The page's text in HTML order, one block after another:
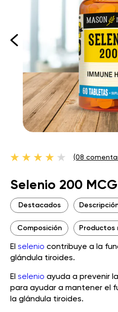
(08
Selenio 200
Destacados
Composición Productos
El selenio contribuye a la
glándula tiroides.
El selenio ayuda a prevenir
para ayudar a mantener el
la glándula tiroides.